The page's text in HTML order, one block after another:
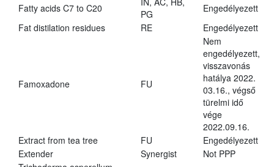
Fatty acids C7 to C20
PG
Engedélyezett
Fat distilation residues
RE Engedélyezett
Famoxadone FU
Nem
engedélyezett,
visszavonás
hatálya 2022.
03.16., végső
türelmi idő
vége
2022.09.16.
Extract from tea tree
FU
Engedélyezett
Extender
Synergist
Not PPP